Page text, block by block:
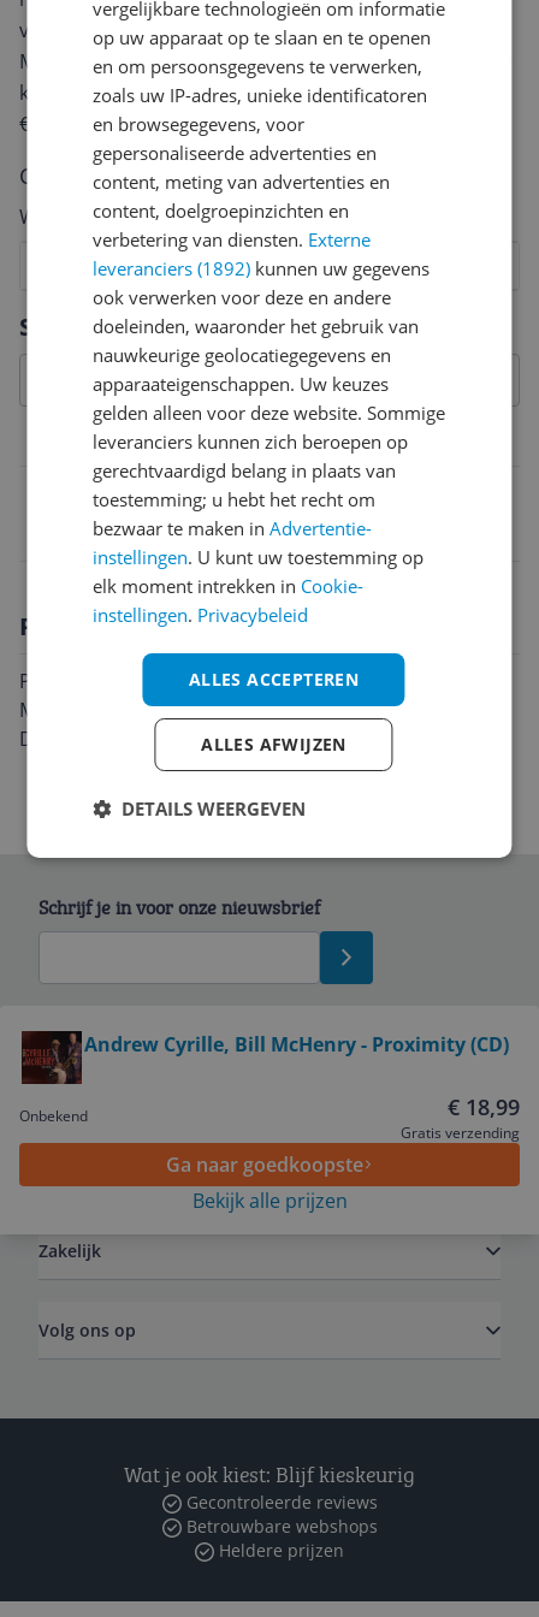
Specificaties
Belangrijkste kenmerken
0016728142922
Productomschrijving
Proximity is een album van Andrew Cyrille, Bill
McHenry uit 2016 en is uitgebracht onder het label
Delta
van een review gemiddeld tussen de 3 en 10 minuten.
Met jouw mening help je andere bezoekers een betere
keuze te maken én maak je iedere maand kans op
€250,-!
Klik hier voor de actievoorwaarden.
Cijfer
Welk cijfer geef jij dit product?
8
7
6
5
4
3
2
Vraag 1 van 4
Andrew Cyrille, Bill McHenry - Proximity (CD)
Onbekend € 18,99
Gratis verzending
Ga naar goedkoopste
Bekijk alle prijzen
Schrijf je in voor onze nieuwsbrief
Service
Zakelijk
Volg ons op
Wat je ook kiest: Blijf kieskeurig
Gecontroleerde reviews
Betrouwbare webshops
Heldere prijzen
vergelijkbare technologieën om informatie
op uw apparaat op te slaan en te openen
en om persoonsgegevens te verwerken,
zoals uw IP-adres, unieke identificatoren
en browsegegevens, voor
gepersonaliseerde advertenties en
content, meting van advertenties en
content, doelgroepinzichten en
verbetering van diensten. Externe
leveranciers (1892) kunnen uw gegevens
ook verwerken voor deze en andere
doeleinden, waaronder het gebruik van
nauwkeurige geolocatiegegevens en
apparaateigenschappen. Uw keuzes
gelden alleen voor deze website. Sommige
leveranciers kunnen zich beroepen op
gerechtvaardigd belang in plaats van
toestemming; u hebt het recht om
bezwaar te maken inAdvertentie-
instellingen. U kunt uw toestemming op
elk moment intrekken in Cookie-
instellingen. Privacybeleid
ALLES ACCEPTEREN
ALLES AFWIJZEN
DETAILS WEERGEVEN